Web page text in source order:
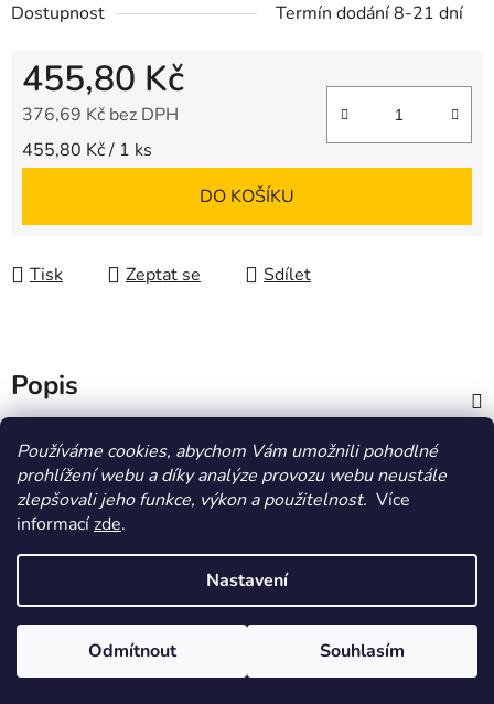
Používáme cookies, abychom Vám umožnili pohodlné
prohlížení webu a díky analýze provozu webu neustále
zlepšovali jeho funkce, výkon a použitelnost. Více
informacízde.
Nastavení
Odmítnout Souhlasím
Dostupnost Termín dodání 8-21 dní
455,80 Kč
376,69 Kč bez DPH
Měrná cena:
455,80 Kč / 1 ks
DO KOŠÍKU
Tisk Zeptat se Sdílet
Popis
Diskuze
HOMOLA-shop.cz ZDE NAJDETE VÝDEJNÍ MÍSTO
Vytvořil Shoptet
Copyright 2026
. Všechna práva
vyhrazena.Upravit nastavení cookies